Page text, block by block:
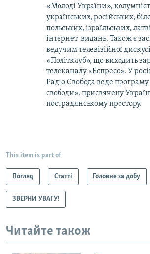
«Молоді України»,
українських, російських,
польських, ізраїльських,
інтернет-видань. Також є
ведучим телевізійної
«Політклуб», що виходить
телеканалу «Еспресо». У
Радіо Свобода веде
свободи», присвячену
пострадянському простору.
This item is part of
Погляд Статті Головне за добу
ЗВЕРНИ УВАГУ!
Читайте також